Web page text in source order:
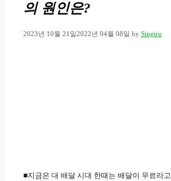
의 원인은?
2023년 10월 21일2022년 04월 08일 by Singiru
■지금은 대 배달 시대 한때는 배달이 무료라고